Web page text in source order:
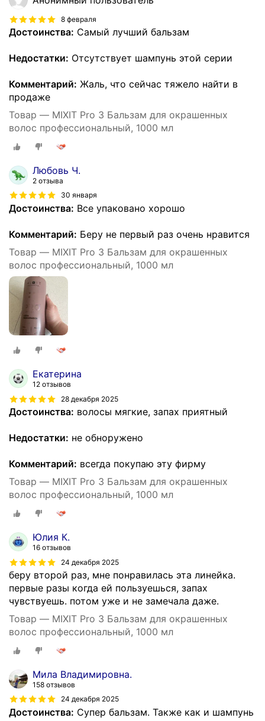
8 февраля
Достоинства: Самый лучший бальзам
Недостатки: Отсутствует шампунь этой серии
Комментарий: Жаль, что сейчас тяжело найти в
продаже
Товар — MIXIT Pro 3 Бальзам для окрашенных
волос профессиональный, 1000 мл
Любовь Ч.
2 отзыва
30 января
Достоинства: Все упаковано хорошо
Комментарий: Беру не первый раз очень нравится
Товар — MIXIT Pro 3 Бальзам для окрашенных
волос профессиональный, 1000 мл
Екатерина
12 отзывов
28 декабря 2025
Достоинства: волосы мягкие, запах приятный
Недостатки: не обноружено
Комментарий: всегда покупаю эту фирму
Товар — MIXIT Pro 3 Бальзам для окрашенных
волос профессиональный, 1000 мл
Юлия К.
16 отзывов
24 декабря 2025
беру второй раз, мне понравилась эта линейка.
первые разы когда ей пользуешься, запах
чувствуешь. потом уже и не замечала даже.
Товар — MIXIT Pro 3 Бальзам для окрашенных
волос профессиональный, 1000 мл
Мила Владимировна.
158 отзывов
24 декабря 2025
Достоинства: Супер бальзам. Также как и шампунь